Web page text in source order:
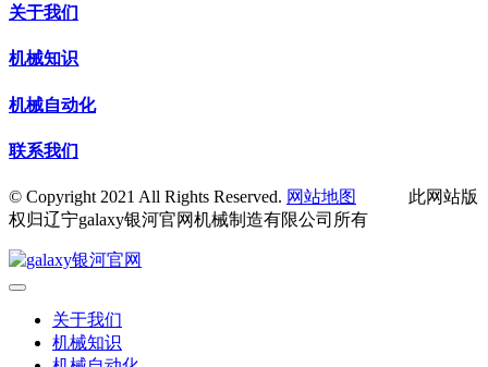
关于我们
机械知识
机械自动化
联系我们
© Copyright 2021 All Rights Reserved. 网站地图
此网站版
权归辽宁galaxy银河官网机械制造有限公司所有
关于我们
机械知识